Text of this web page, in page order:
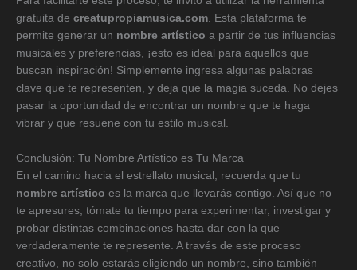
gratuita de creatupropiamusica.com . Esta plataforma te
permite generar un nombre artístico a partir de tus influencias
musicales y preferencias, ¡esto es ideal para aquellos que
buscan inspiración! Simplemente ingresa algunas palabras
clave que te representen, y deja que la magia suceda. No dejes
pasar la oportunidad de encontrar un nombre que te haga
vibrar y que resuene con tu estilo musical.
Conclusión: Tu Nombre Artístico es Tu Marca
En el camino hacia el estrellato musical, recuerda que tu
nombre artístico es la marca que llevarás contigo. Así que no
te apresures; tómate tu tiempo para experimentar, investigar y
probar distintas combinaciones hasta dar con la que
verdaderamente te represente. A través de este proceso
creativo, no solo estarás eligiendo un nombre, sino también